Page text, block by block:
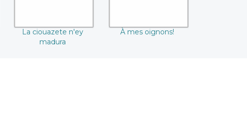
La ciouazete n'ey
madura
À mes oignons!